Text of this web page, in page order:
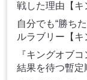
戦した理由【キ
自分でも“勝ち
ルラブリー【
『キングオブ
結果を待つ暫定